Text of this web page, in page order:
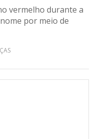
vermelho durante a
por meio de